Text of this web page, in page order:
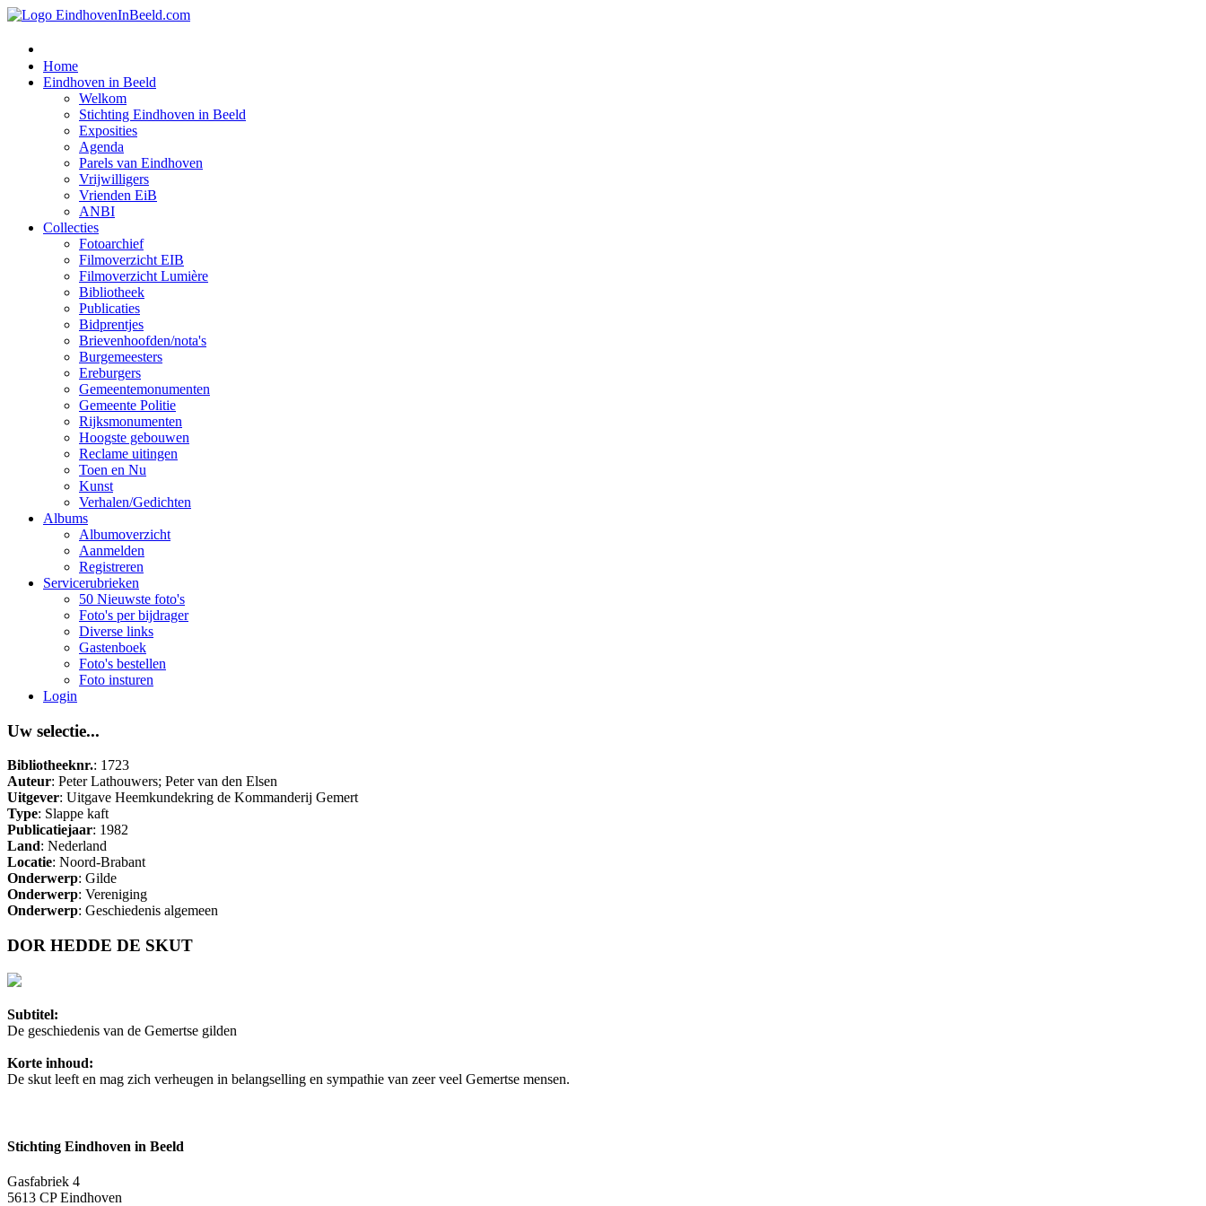
Home
Eindhoven in Beeld
Welkom
Stichting Eindhoven in Beeld
Exposities
Agenda
Parels van Eindhoven
Vrijwilligers
Vrienden EiB
ANBI
Collecties
Fotoarchief
Filmoverzicht EIB
Filmoverzicht Lumière
Bibliotheek
Publicaties
Bidprentjes
Brievenhoofden/nota's
Burgemeesters
Ereburgers
Gemeentemonumenten
Gemeente Politie
Rijksmonumenten
Hoogste gebouwen
Reclame uitingen
Toen en Nu
Kunst
Verhalen/Gedichten
Albums
Albumoverzicht
Aanmelden
Registreren
Servicerubrieken
50 Nieuwste foto's
Foto's per bijdrager
Diverse links
Gastenboek
Foto's bestellen
Foto insturen
Login
Uw selectie...
Bibliotheeknr.: 1723
Auteur: Peter Lathouwers; Peter van den Elsen
Uitgever: Uitgave Heemkundekring de Kommanderij Gemert
Type: Slappe kaft
Publicatiejaar: 1982
Land: Nederland
Locatie: Noord-Brabant
Onderwerp: Gilde
Onderwerp: Vereniging
Onderwerp: Geschiedenis algemeen
DOR HEDDE DE SKUT
Subtitel:
De geschiedenis van de Gemertse gilden
Korte inhoud:
De skut leeft en mag zich verheugen in belangselling en sympathie van zeer veel Gemertse mensen.
Stichting Eindhoven in Beeld
Gasfabriek 4
5613 CP Eindhoven